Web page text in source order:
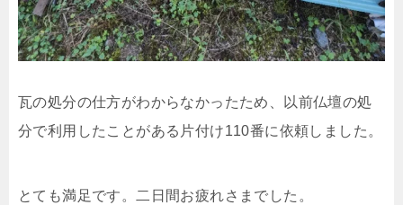
瓦の処分の仕方がわからなかったため、以前仏壇の処
分で利用したことがある片付け110番に依頼しました。
とても満足です。二日間お疲れさまでした。